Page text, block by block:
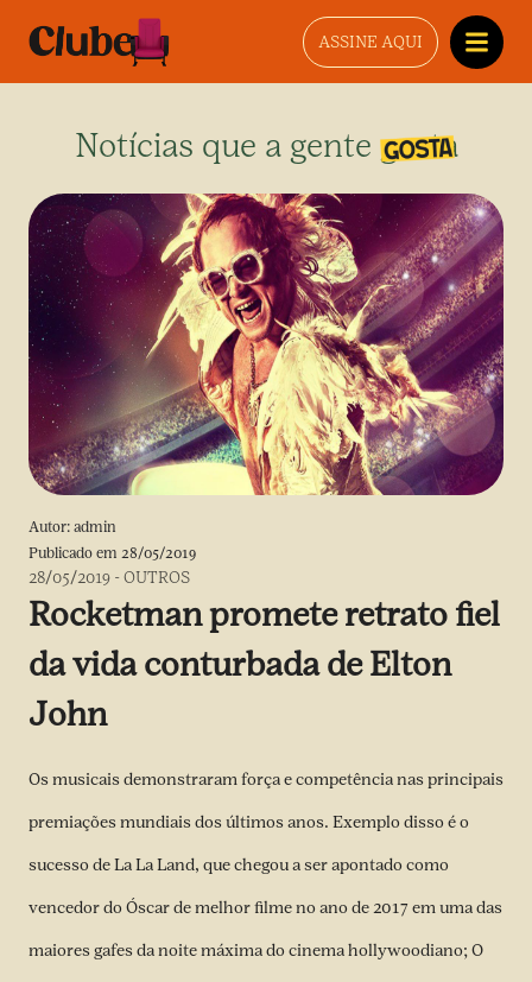
ASSINE AQUI
Notícias que a gente gosta
Autor: admin
Publicado em 28/05/2019
28/05/2019 -OUTROS
Rocketman promete retrato fiel
da vida conturbada de Elton
John
Os musicais demonstraram força e competência nas principais
premiações mundiais dos últimos anos. Exemplo disso é o
sucesso de La La Land, que chegou a ser apontado como
vencedor do Óscar de melhor filme no ano de 2017 em uma das
maiores gafes da noite máxima do cinema hollywoodiano; O